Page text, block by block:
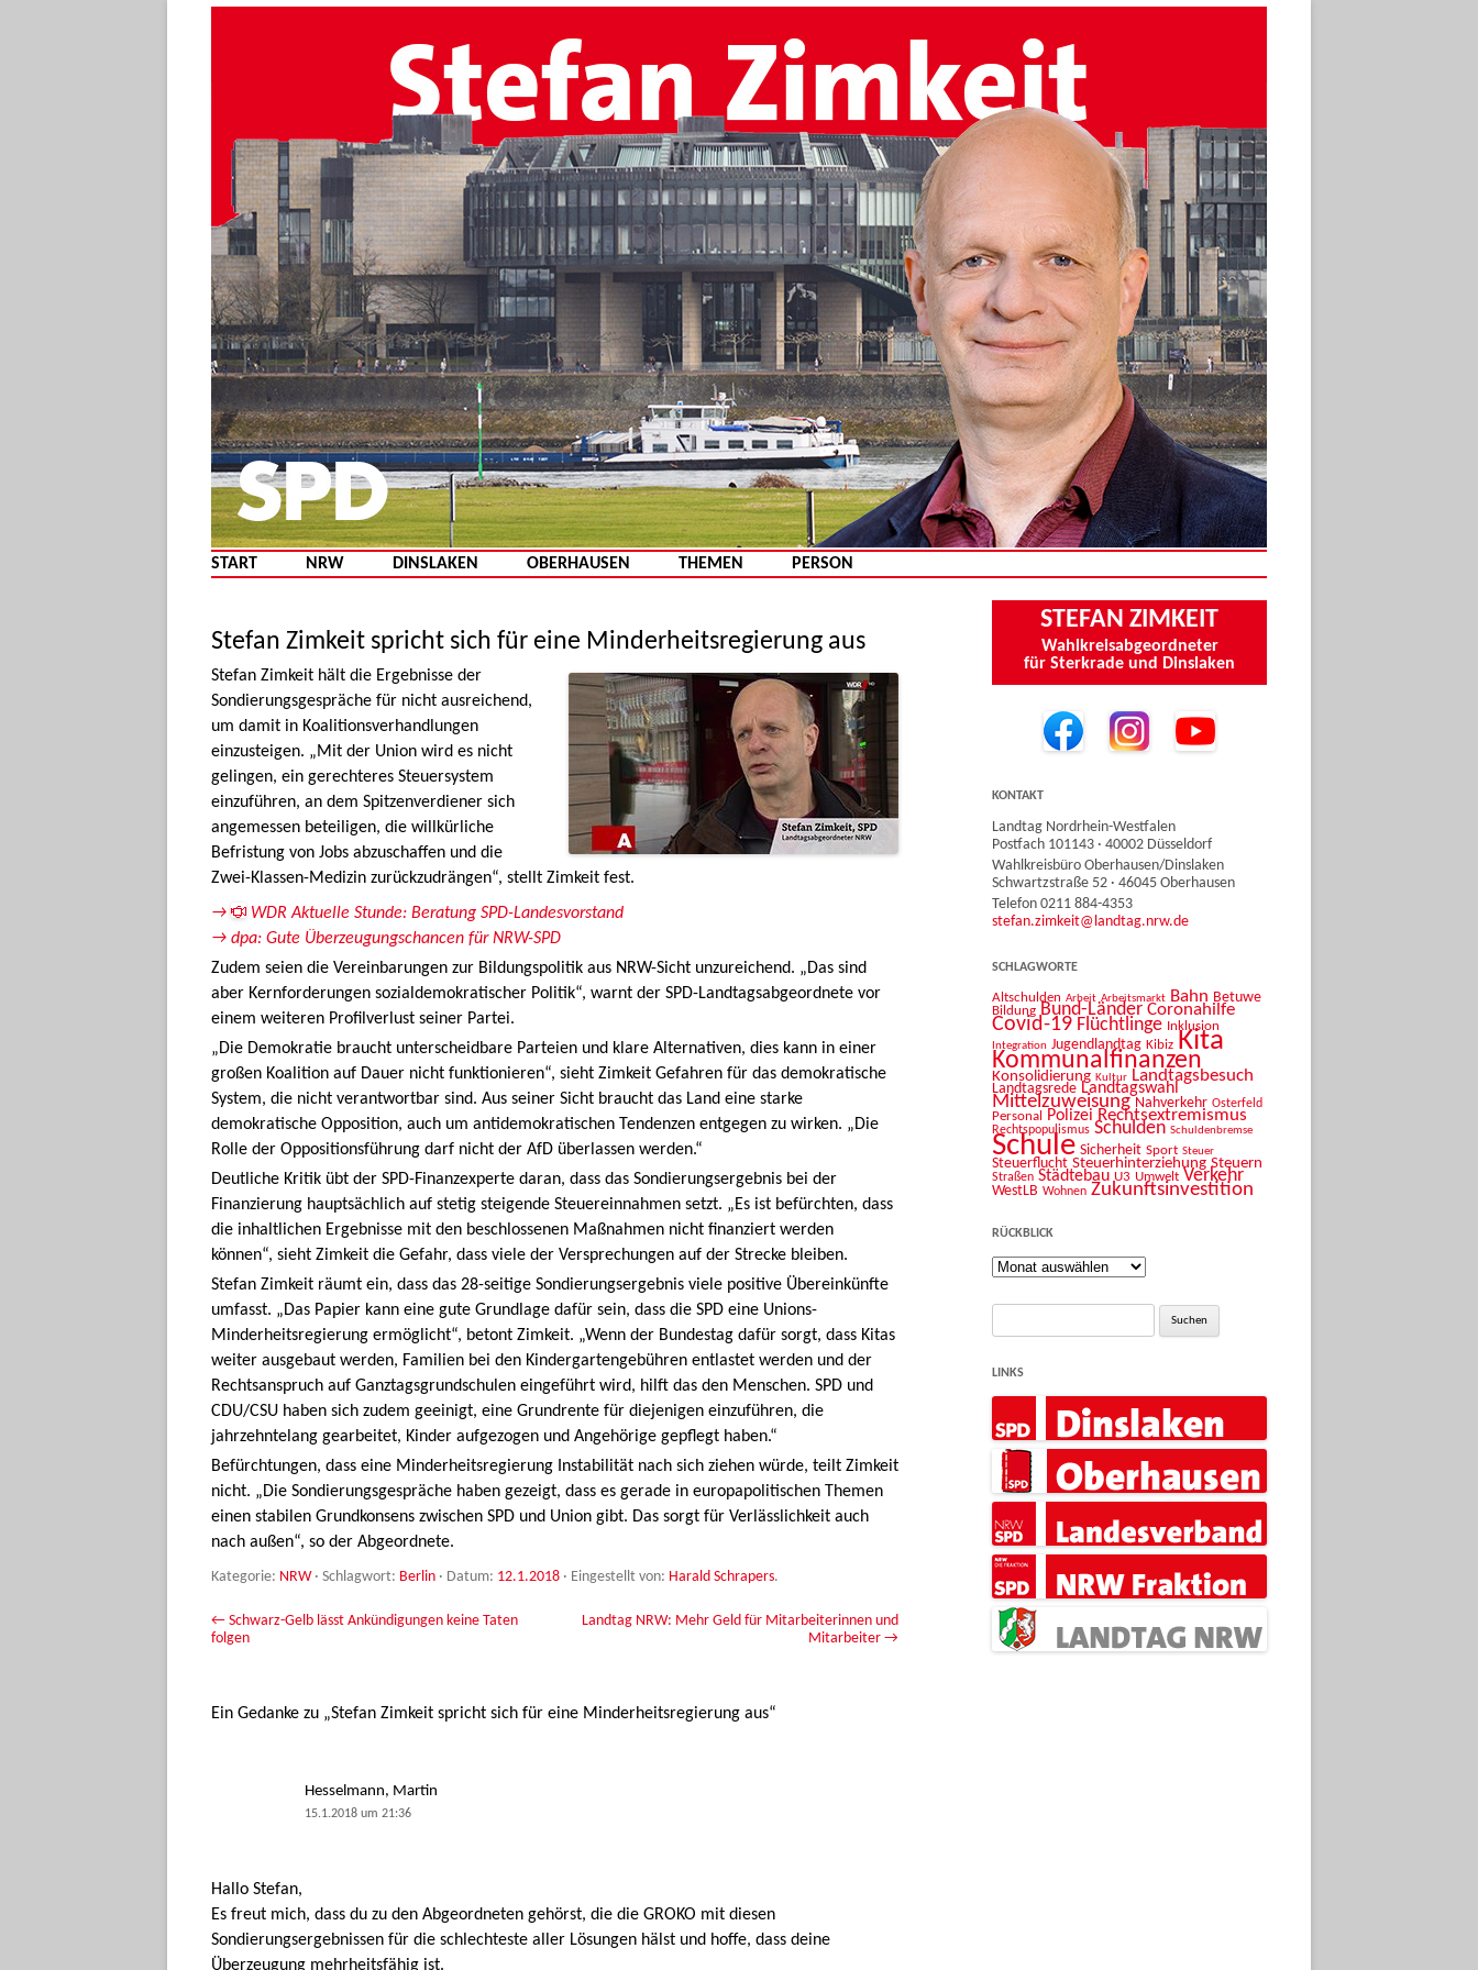
Zum Inhalt springen
START NRW DINSLAKEN OBERHAUSEN THEMEN PERSON
Stefan Zimkeit spricht sich für eine Minderheitsregierung aus
Stefan Zimkeit hält die Ergebnisse der
Sondierungsgespräche für nicht ausreichend,
um damit in Koalitionsverhandlungen
einzusteigen. „Mit der Union wird es nicht
gelingen, ein gerechteres Steuersystem
einzuführen, an dem Spitzenverdiener sich
angemessen beteiligen, die willkürliche
Befristung von Jobs abzuschaffen und die
Zwei-Klassen-Medizin zurückzudrängen“, stellt Zimkeit fest.
→
WDR Aktuelle Stunde: Beratung SPD-Landesvorstand
→ dpa: Gute Überzeugungschancen für NRW-SPD
Zudem seien die Vereinbarungen zur Bildungspolitik aus NRW-Sicht unzureichend. „Das sind
aber Kernforderungen sozialdemokratischer Politik“, warnt der SPD-Landtagsabgeordnete vor
einem weiteren Profilverlust seiner Partei.
„Die Demokratie braucht unterscheidbare Parteien und klare Alternativen, dies kann in einer
großen Koalition auf Dauer nicht funktionieren“, sieht Zimkeit Gefahren für das demokratische
System, die nicht verantwortbar sind. Aus seiner Sicht braucht das Land eine starke
demokratische Opposition, auch um antidemokratischen Tendenzen entgegen zu wirken. „Die
Rolle der Oppositionsführung darf nicht der AfD überlassen werden.“
Deutliche Kritik übt der SPD-Finanzexperte daran, dass das Sondierungsergebnis bei der
Finanzierung hauptsächlich auf stetig steigende Steuereinnahmen setzt. „Es ist befürchten, dass
die inhaltlichen Ergebnisse mit den beschlossenen Maßnahmen nicht finanziert werden
können“, sieht Zimkeit die Gefahr, dass viele der Versprechungen auf der Strecke bleiben.
Stefan Zimkeit räumt ein, dass das 28-seitige Sondierungsergebnis viele positive Übereinkünfte
umfasst. „Das Papier kann eine gute Grundlage dafür sein, dass die SPD eine Unions-
Minderheitsregierung ermöglicht“, betont Zimkeit. „Wenn der Bundestag dafür sorgt, dass Kitas
weiter ausgebaut werden, Familien bei den Kindergartengebühren entlastet werden und der
Rechtsanspruch auf Ganztagsgrundschulen eingeführt wird, hilft das den Menschen. SPD und
CDU/CSU haben sich zudem geeinigt, eine Grundrente für diejenigen einzuführen, die
jahrzehntelang gearbeitet, Kinder aufgezogen und Angehörige gepflegt haben.“
Befürchtungen, dass eine Minderheitsregierung Instabilität nach sich ziehen würde, teilt Zimkeit
nicht. „Die Sondierungsgespräche haben gezeigt, dass es gerade in europapolitischen Themen
einen stabilen Grundkonsens zwischen SPD und Union gibt. Das sorgt für Verlässlichkeit auch
nach außen“, so der Abgeordnete.
Kategorie: NRW· Schlagwort: Berlin · Datum: 12.1.2018 · Eingestellt von: Harald Schrapers.
Beitrags-Navigation
← Schwarz-Gelb lässt Ankündigungen keine Taten
folgen
Landtag NRW: Mehr Geld für Mitarbeiterinnen und
Mitarbeiter →
Ein Gedanke zu „Stefan Zimkeit spricht sich für eine Minderheitsregierung aus“
Hesselmann, Martin
15.1.2018 um 21:36
Hallo Stefan,
Es freut mich, dass du zu den Abgeordneten gehörst, die die GROKO mit diesen
Sondierungsergebnissen für die schlechteste aller Lösungen hälst und hoffe, dass deine
Überzeugung mehrheitsfähig ist.
STEFAN ZIMKEIT
Wahlkreisabgeordneter
für Sterkrade und Dinslaken
KONTAKT
Landtag Nordrhein-Westfalen
Postfach 101143 · 40002 Düsseldorf
Wahlkreisbüro Oberhausen/Dinslaken
Schwartzstraße 52 · 46045 Oberhausen
Telefon 0211 884-4353
stefan.zimkeit@landtag.nrw.de
SCHLAGWORTE
Altschulden Arbeit Arbeitsmarkt Bahn Betuwe
Bildung Bund-Länder Coronahilfe
Covid-19 Flüchtlinge Inklusion
Integration Jugendlandtag Kibiz Kita
Kommunalfinanzen
Konsolidierung Kultur Landtagsbesuch
Landtagsrede Landtagswahl
Mittelzuweisung Nahverkehr Osterfeld
Personal Polizei Rechtsextremismus
Rechtspopulismus Schulden Schuldenbremse
Schule Sicherheit Sport Steuer
Steuerflucht Steuerhinterziehung Steuern
Straßen Städtebau U3 Umwelt Verkehr
WestLB Wohnen Zukunftsinvestition
RÜCKBLICK
Rückblick
Suche
LINKS